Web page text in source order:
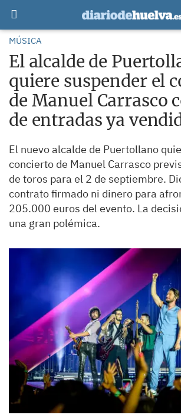
MÚSICA
El alcalde de
quiere suspender el
de Manuel Carrasco
de entradas ya
El nuevo alcalde de Puertollano
concierto de Manuel Carrasco
de toros para el 2 de septiembre.
contrato firmado ni dinero para
205.000 euros del evento. La
una gran polémica.